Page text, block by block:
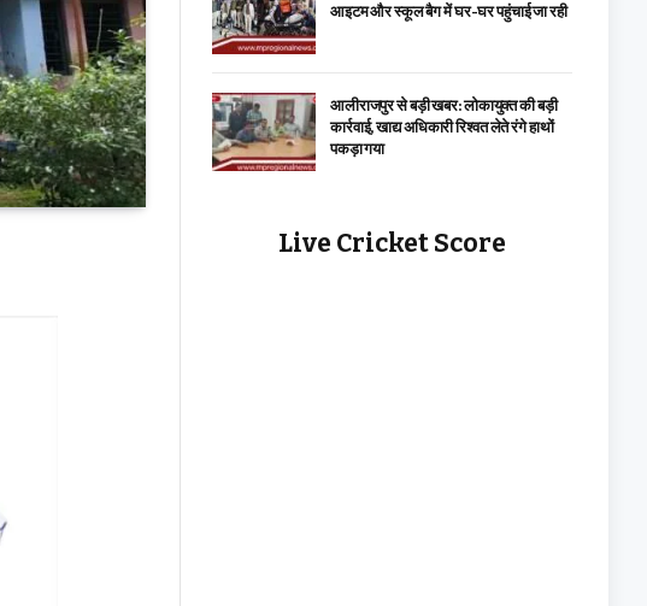
आइटम और स्कूल बैग में घर-घर पहुंचाई जा रही
आलीराजपुर से बड़ी खबर: लोकायुक्त की बड़ी
कार्रवाई, खाद्य अधिकारी रिश्वत लेते रंगे हाथों
पकड़ा गया
Live Cricket Score